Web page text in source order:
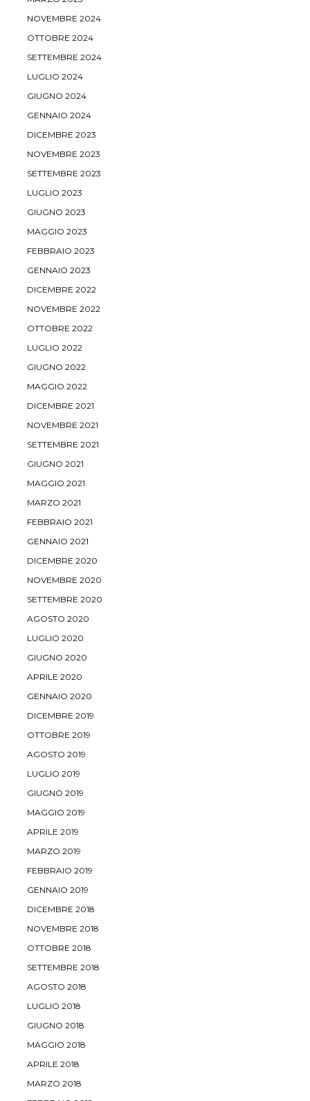
NOVEMBRE 2024
OTTOBRE 2024
SETTEMBRE 2024
LUGLIO 2024
GIUGNO 2024
GENNAIO 2024
DICEMBRE 2023
NOVEMBRE 2023
SETTEMBRE 2023
LUGLIO 2023
GIUGNO 2023
MAGGIO 2023
FEBBRAIO 2023
GENNAIO 2023
DICEMBRE 2022
NOVEMBRE 2022
OTTOBRE 2022
LUGLIO 2022
GIUGNO 2022
MAGGIO 2022
DICEMBRE 2021
NOVEMBRE 2021
SETTEMBRE 2021
GIUGNO 2021
MAGGIO 2021
MARZO 2021
FEBBRAIO 2021
GENNAIO 2021
DICEMBRE 2020
NOVEMBRE 2020
SETTEMBRE 2020
AGOSTO 2020
LUGLIO 2020
GIUGNO 2020
APRILE 2020
GENNAIO 2020
DICEMBRE 2019
OTTOBRE 2019
AGOSTO 2019
LUGLIO 2019
GIUGNO 2019
MAGGIO 2019
APRILE 2019
MARZO 2019
FEBBRAIO 2019
GENNAIO 2019
DICEMBRE 2018
NOVEMBRE 2018
OTTOBRE 2018
SETTEMBRE 2018
AGOSTO 2018
LUGLIO 2018
GIUGNO 2018
MAGGIO 2018
APRILE 2018
MARZO 2018